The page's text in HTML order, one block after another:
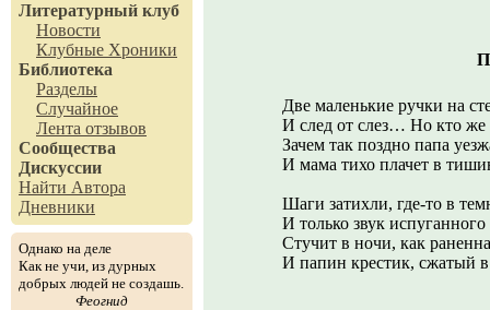
Литературный клуб
Новости
Клубные Хроники
Библиотека
Разделы
Случайное
Лента отзывов
Сообщества
Дискуссии
Найти Автора
Дневники
Однако на деле
Как не учи, из дурных
добрых людей не создашь.
Феогнид
Две маленькие ручки на
И след от слез… Но кто же
Зачем так поздно папа
И мама тихо плачет в
Шаги затихли, где-то в
И только звук испуганного
Стучит в ночи, как
И папин крестик, сжатый